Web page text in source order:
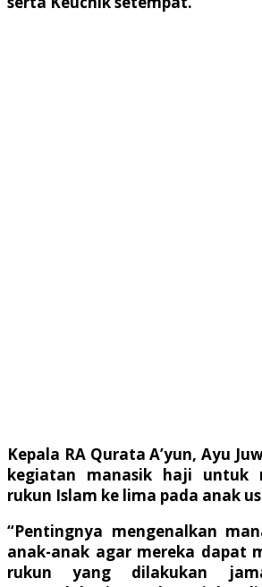
Kepala RA Qurata A’yun, Ayu
kegiatan manasik haji untuk
rukun Islam ke lima pada anak
“Pentingnya mengenalkan
anak-anak agar mereka dapat
rukun yang dilakukan